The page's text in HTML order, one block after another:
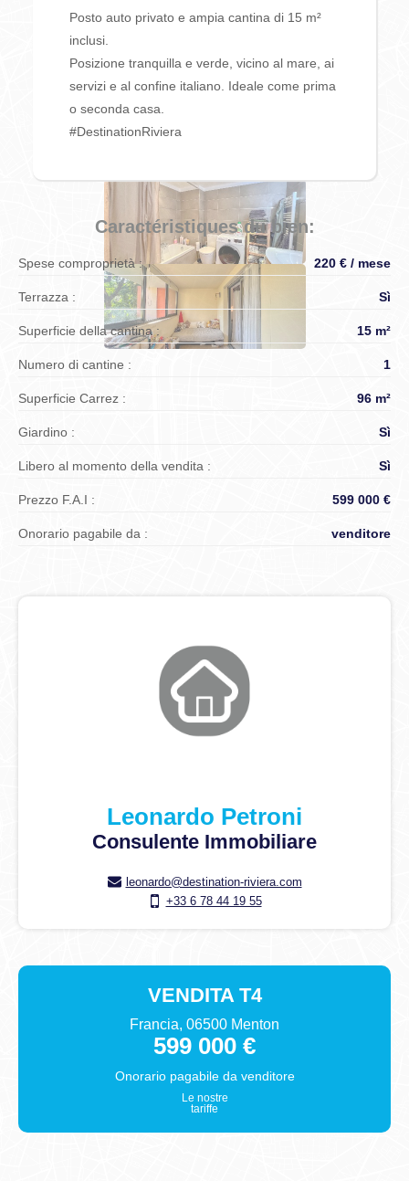
Posto auto privato e ampia cantina di 15 m²
inclusi.
Posizione tranquilla e verde, vicino al mare, ai
servizi e al confine italiano. Ideale come prima
o seconda casa.
#DestinationRiviera
Caractéristiques du bien:
Spese comproprietà : 220 € / mese
Terrazza : Sì
Superficie della cantina : 15 m²
Numero di cantine : 1
Superficie Carrez : 96 m²
Giardino : Sì
Libero al momento della vendita : Sì
Prezzo F.A.I : 599 000 €
Onorario pagabile da : venditore
Leonardo Petroni
Consulente Immobiliare
leonardo@destination-riviera.com
+33 6 78 44 19 55
VENDITAT4
Francia, 06500 Menton
599 000 €
Onorario pagabile da venditore
Le nostre
tariffe